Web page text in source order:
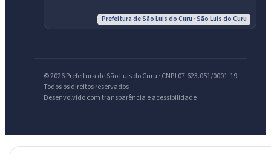
Prefeitura de São Luis do Curu · São Luís do Curu
© 2026 Prefeitura de São Luis do Curu · CNPJ 07.623.051/0001-19 —
Todos os direitos reservados
Desenvolvido com transparência e acessibilidade